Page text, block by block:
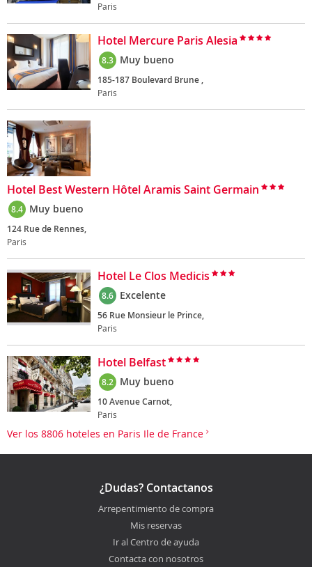
Paris
Hotel Mercure Paris Alesia
8.3 Muy bueno
185-187 Boulevard Brune ,
Paris
Hotel Best Western Hôtel Aramis Saint Germain
8.4 Muy bueno
124 Rue de Rennes,
Paris
Hotel Le Clos Medicis
8.6 Excelente
56 Rue Monsieur le Prince,
Paris
Hotel Belfast
8.2 Muy bueno
10 Avenue Carnot,
Paris
Ver los 8806 hoteles en Paris Ile de France
¿Dudas? Contactanos
Arrepentimiento de compra
Mis reservas
Ir al Centro de ayuda
Contacta con nosotros